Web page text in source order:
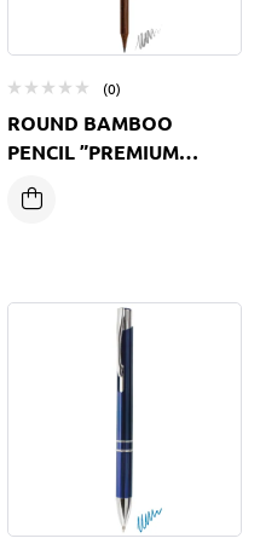
(0)
ROUND BAMBOO
PENCIL ”PREMIUM
HOTEL”